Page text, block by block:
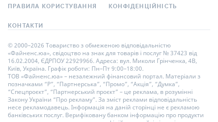
ПРАВИЛА КОРИСТУВАННЯ КОНФІДЕНЦІЙНІСТЬ
КОНТАКТИ
© 2000–2026 Товариство з обмеженою відповідальністю
«Файненс.юа», свідоцтво на знак для товарів і послуг № 37423 від
16.02.2004, ЄДРПОУ 22929966. Адреса: вул. Миколи Грінченка, 4В,
Київ, Україна. Графік роботи: Пн–Пт 9:00–18:00.
ТОВ «Файненс.юа» – незалежний фінансовий портал. Матеріали з
позначками “Р”, “Партнерська”, “Промо”, “Акція”, “Думка”,
“Спецпроєкт”, “Партнерський проєкт” – це реклама, в розумінні
Закону України “Про рекламу”. За зміст реклами відповідальність
несе рекламодавець. Інформація на даній сторінці не є рекламою
банківських послуг. Верифіковану банком інформацію про продукти